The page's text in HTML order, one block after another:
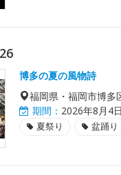
博多の夏の風物詩
福岡県・福岡市博多
期間： 2026年8月4
夏祭り 盆踊り